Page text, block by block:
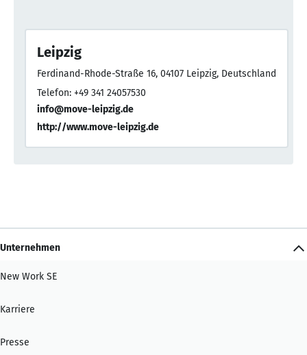
Leipzig
Ferdinand-Rhode-Straße 16, 04107 Leipzig, Deutschland
Telefon: +49 341 24057530
info@move-leipzig.de
http://www.move-leipzig.de
Unternehmen
New Work SE
Karriere
Presse